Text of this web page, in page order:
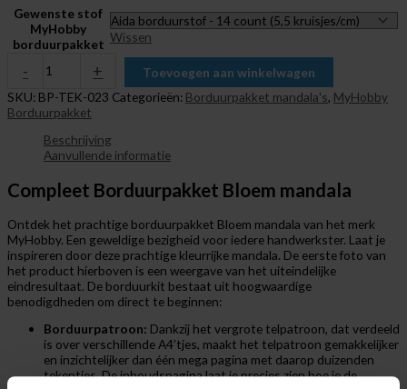
Gewenste stof
MyHobby
borduurpakket Wissen
- +
Toevoegen aan winkelwagen
SKU: BP-TEK-023 Categorieën: Borduurpakket mandala's, MyHobby
Borduurpakket
Beschrijving
Aanvullende informatie
Compleet Borduurpakket Bloem mandala
Ontdek het prachtige borduurpakket Bloem mandala van het merk
MyHobby. Een geweldige bezigheid voor iedere handwerkster. Laat je
inspireren door deze prachtige kleurrijke mandala. De eerste foto van
het product hierboven is een weergave van het uiteindelijke
eindresultaat. De borduurkit bestaat uit hoogwaardige
benodigdheden om direct te beginnen:
Borduurpatroon: Dankzij het vergrote telpatroon, dat verdeeld
is over verschillende A4’tjes, maakt het telpatroon gemakkelijker
en inzichtelijker dan één mega pagina met daarop duizenden
tekentjes. De inhoudspagina laat je precies zien hoe je de